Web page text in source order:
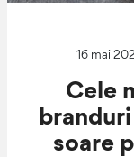
16 mai
Cele
soare